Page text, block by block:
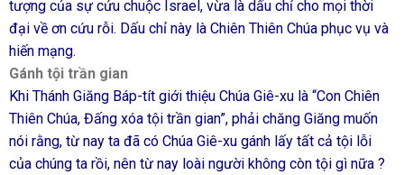
tượng của sự cứu chuộc Israel, vừa là dấu chỉ cho mọi thời
đại về ơn cứu rỗi. Dấu chỉ này là Chiên Thiên Chúa phục vụ và
hiến mạng.
Gánh tội trần gian
Khi Thánh Giăng Báp-tít giới thiệu Chúa Giê-xu là “Con Chiên
Thiên Chúa, Đấng xóa tội trần gian”, phải chăng Giăng muốn
nói rằng, từ nay ta đã có Chúa Giê-xu gánh lấy tất cả tội lỗi
của chúng ta rồi, nên từ nay loài người không còn tội gì nữa ?